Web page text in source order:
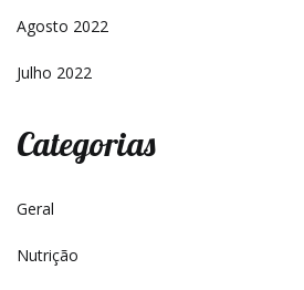
Agosto 2022
Julho 2022
Categorias
Geral
Nutrição